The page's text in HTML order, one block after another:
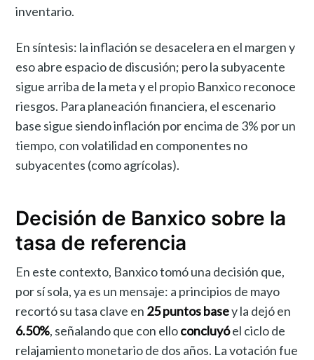
inventario.
En síntesis: la inflación se desacelera en el margen y
eso abre espacio de discusión; pero la subyacente
sigue arriba de la meta y el propio Banxico reconoce
riesgos. Para planeación financiera, el escenario
base sigue siendo inflación por encima de 3% por un
tiempo, con volatilidad en componentes no
subyacentes (como agrícolas).
Decisión de Banxico sobre la
tasa de referencia
En este contexto, Banxico tomó una decisión que,
por sí sola, ya es un mensaje: a principios de mayo
recortó su tasa clave en 25 puntos basey la dejó en
6.50%, señalando que con elloconcluyóel ciclo de
relajamiento monetario de dos años. La votación fue